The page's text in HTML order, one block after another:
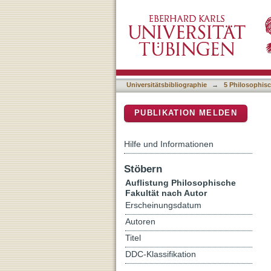
Universitätsbibliographie → 5
PUBLIKATION MELDEN
Hilfe und Informationen
Stöbern
Auflistung Philosophische
Fakultät nach Autor
Erscheinungsdatum
Autoren
Titel
DDC-Klassifikation